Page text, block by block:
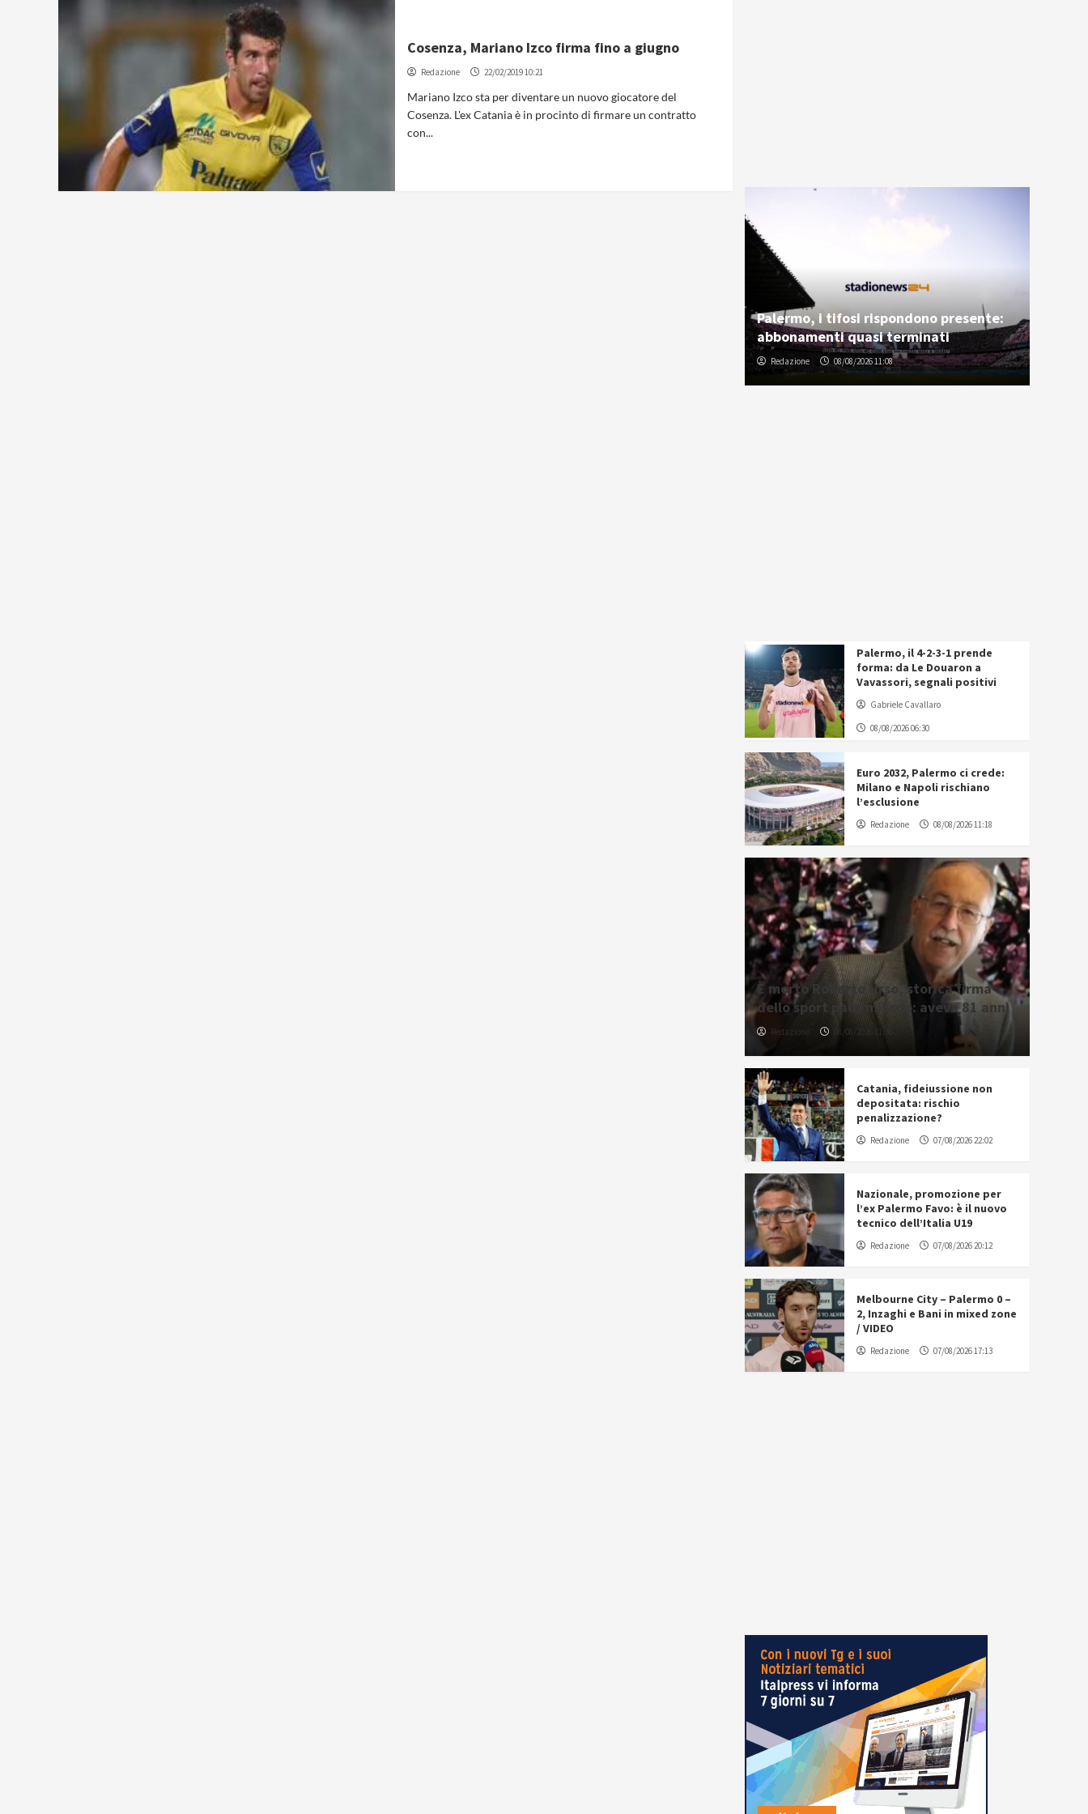
Cosenza, Mariano Izco firma fino a giugno
Redazione 22/02/2019 10:21
Mariano Izco sta per diventare un nuovo giocatore del
Cosenza. L'ex Catania è in procinto di firmare un contratto
con...
Palermo, i tifosi rispondono presente:
abbonamenti quasi terminati
Redazione 08/08/2026 11:08
Palermo, il 4-2-3-1 prende
forma: da Le Douaron a
Vavassori, segnali positivi
Gabriele Cavallaro
08/08/2026 06:30
Euro 2032, Palermo ci crede:
Milano e Napoli rischiano
l’esclusione
Redazione 08/08/2026 11:18
È morto Roberto Urso, storica firma
dello sport palermitano: aveva 81 anni
Redazione 08/08/2026 11:36
Catania, fideiussione non
depositata: rischio
penalizzazione?
Redazione 07/08/2026 22:02
Nazionale, promozione per
l’ex Palermo Favo: è il nuovo
tecnico dell’Italia U19
Redazione 07/08/2026 20:12
Melbourne City – Palermo 0 –
2, Inzaghi e Bani in mixed zone
/ VIDEO
Redazione 07/08/2026 17:13